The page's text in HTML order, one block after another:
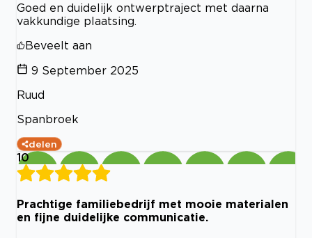
Goed en duidelijk ontwerptraject met daarna
vakkundige plaatsing.
Beveelt aan
9 September 2025
Ruud
Spanbroek
delen
10
Prachtige familiebedrijf met mooie materialen
en fijne duidelijke communicatie.